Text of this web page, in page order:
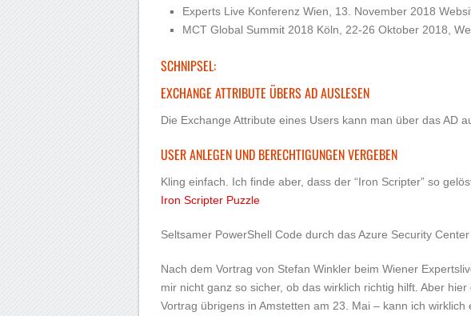
Experts Live Konferenz Wien, 13. November 2018
MCT Global Summit 2018 Köln, 22-26 Oktober 2018,
SCHNIPSEL:
EXCHANGE ATTRIBUTE ÜBERS AD AUSLESEN
Die Exchange Attribute eines Users kann man über das AD
USER ANLEGEN UND BERECHTIGUNGEN VERGEBEN
Kling einfach. Ich finde aber, dass der “Iron Scripter” so
Iron Scripter Puzzle
Seltsamer PowerShell Code durch das Azure Security
Nach dem Vortrag von Stefan Winkler beim Wiener
mir nicht ganz so sicher, ob das wirklich richtig hilft. Aber hier
Vortrag übrigens in Amstetten am 23. Mai – kann ich wirklich